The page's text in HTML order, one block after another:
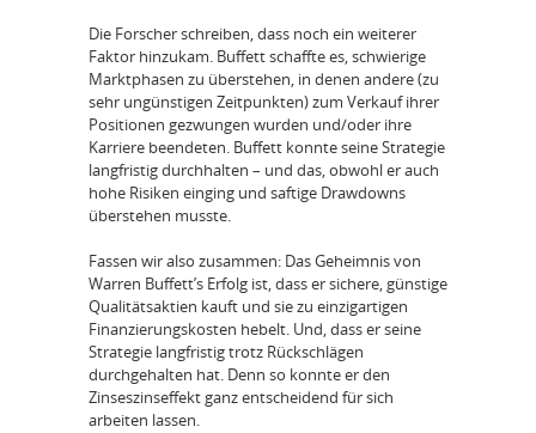
Die Forscher schreiben, dass noch ein weiterer
Faktor hinzukam. Buffett schaffte es, schwierige
Marktphasen zu überstehen, in denen andere (zu
sehr ungünstigen Zeitpunkten) zum Verkauf ihrer
Positionen gezwungen wurden und/oder ihre
Karriere beendeten. Buffett konnte seine Strategie
langfristig durchhalten – und das, obwohl er auch
hohe Risiken einging und saftige Drawdowns
überstehen musste.
Fassen wir also zusammen: Das Geheimnis von
Warren Buffett’s Erfolg ist, dass er sichere, günstige
Qualitätsaktien kauft und sie zu einzigartigen
Finanzierungskosten hebelt. Und, dass er seine
Strategie langfristig trotz Rückschlägen
durchgehalten hat. Denn so konnte er den
Zinseszinseffekt ganz entscheidend für sich
arbeiten lassen.